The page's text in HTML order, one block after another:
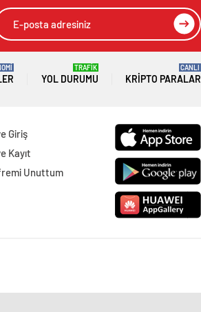
YOL DURUMU
TRAFİK
KRIPTO PARALAR
CANLI
Giriş
Kayıt
Unuttum